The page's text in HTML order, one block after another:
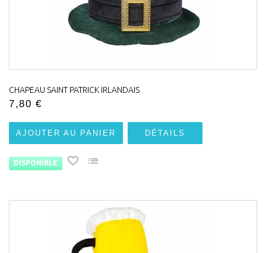
CHAPEAU SAINT PATRICK IRLANDAIS
7,80 €
AJOUTER AU PANIER DÉTAILS
DISPONIBLE